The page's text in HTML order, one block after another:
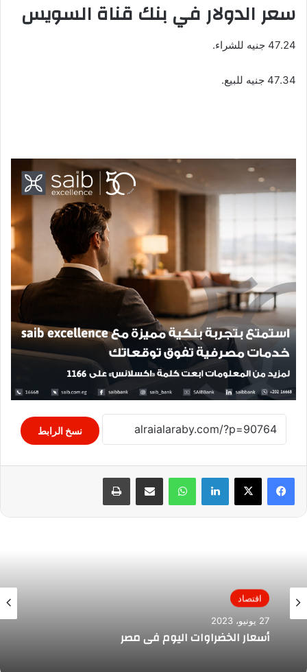
سعر الدولار في بنك قناة السويس
47.24 جنيه للشراء.
47.34 جنيه للبيع.
نسخ الرابط
لينكدإن واتساب مشاركة عبر البريد طباعة
اقتصاد
27 يونيو، 2023
أسعار الخضراوات اليوم فى مصر